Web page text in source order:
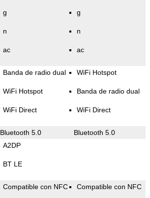
g
n
ac
g
n
ac
Banda de radio dual
WiFi Hotspot
WiFi Direct
WiFi Hotspot
Banda de radio dual
WiFi Direct
Bluetooth 5.0 Bluetooth 5.0
A2DP
BT LE
Compatible con NFC Compatible con NFC